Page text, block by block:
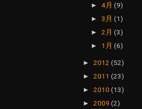
►4月(9)
►3月(1)
►2月(3)
► 1月(6)
► 2012 (52)
► 2011 (23)
► 2010 (13)
► 2009 (2)